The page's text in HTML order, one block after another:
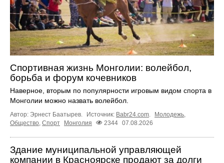
Спортивная жизнь Монголии: волейбол,
борьба и форум кочевников
Наверное, вторым по популярности игровым видом спорта в
Монголии можно назвать волейбол.
Автор: Эрнест Баатырев. Источник: Babr24.com. Молодежь,
Общество, Спорт Монголия 2344 07.08.2026
Здание муниципальной управляющей
компании в Красноярске продают за долги